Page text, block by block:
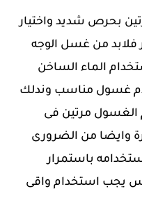
بحرص شديد واختيار
فلابد من غسل الوجه
الماء الساخن
غسول مناسب وندلك
الغسول مرتين فى
وايضا من الضرورى
باستمرار
يجب استخدام واقى